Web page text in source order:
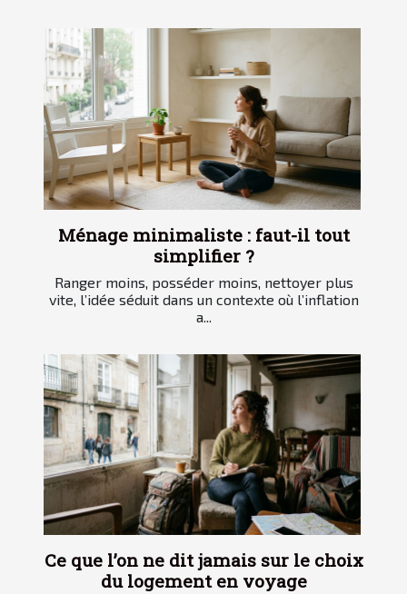
Ménage minimaliste : faut-il tout
simplifier ?
Ranger moins, posséder moins, nettoyer plus
vite, l’idée séduit dans un contexte où l’inflation
a...
Ce que l’on ne dit jamais sur le choix
du logement en voyage